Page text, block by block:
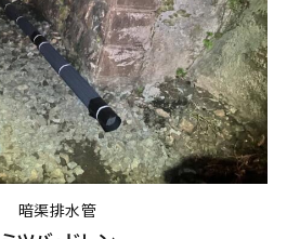
暗渠排水管